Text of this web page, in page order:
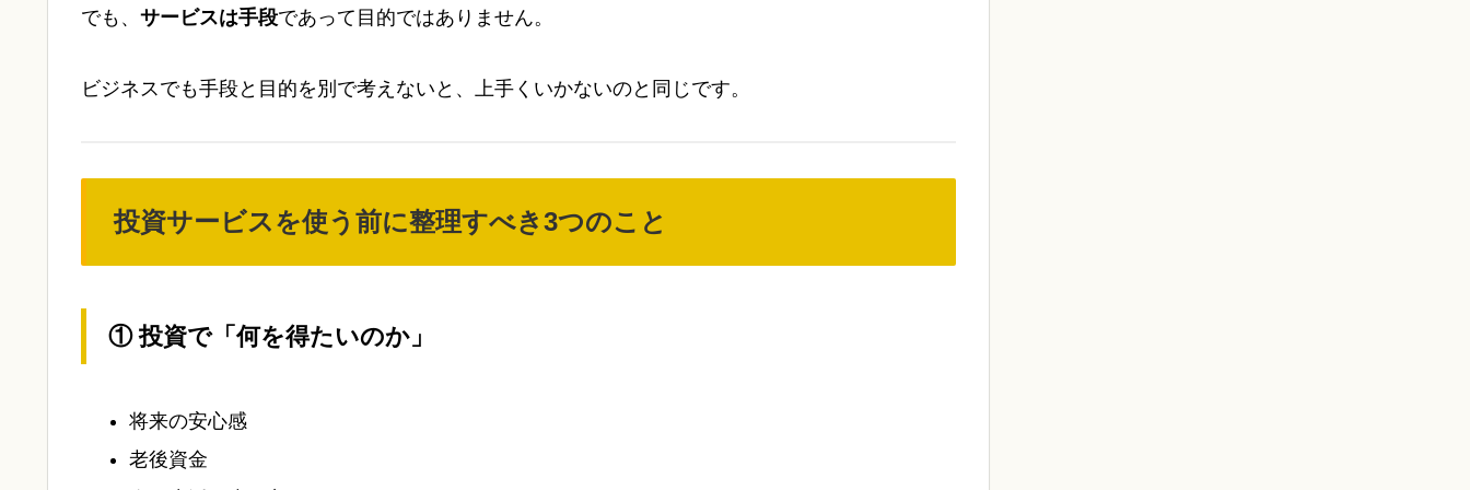
でも、 サービスは手段であって目的ではありません。
ビジネスでも手段と目的を別で考えないと、上手くいかないのと同じです。
投資サービスを使う前に整理すべき3つのこと
① 投資で「何を得たいのか」
将来の安心感
老後資金